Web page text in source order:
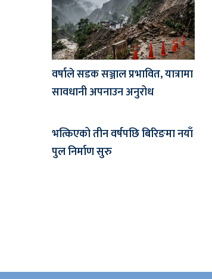
वर्षाले सडक सञ्जाल प्रभावित, यात्रामा
सावधानी अपनाउन अनुरोध
भत्किएको तीन वर्षपछि बिरिङमा नयाँ
पुल निर्माण सुरु